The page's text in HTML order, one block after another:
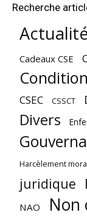
Recherche
Cadeaux CSE
CSEC CSSCT
Divers
Harcèlement
juridique
NAO Non